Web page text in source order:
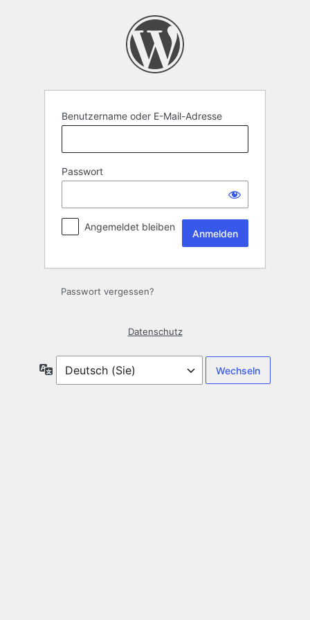
Benutzername oder E-Mail-Adresse
Passwort
Angemeldet bleiben
Passwort vergessen?
Datenschutz
Sprache